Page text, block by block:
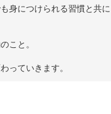
身につけられる習慣と共に
こと。
っていきます。